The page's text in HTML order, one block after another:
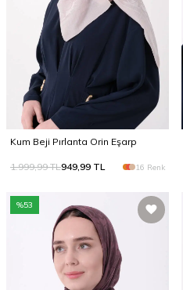
Kum Beji Pırlanta Orin Eşarp
1.999,99TL949,99 TL 16 Renk
%53